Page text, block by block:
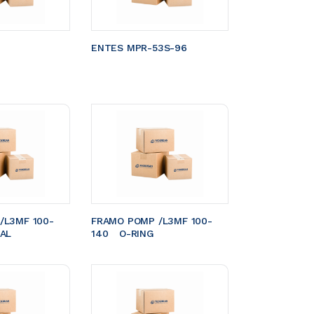
ENTES MPR-53S-96
/L3MF 100-
FRAMO POMP /L3MF 100-
140	O-RING